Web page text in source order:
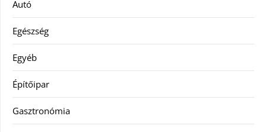
Autó
Egészség
Egyéb
Építőipar
Gasztronómia